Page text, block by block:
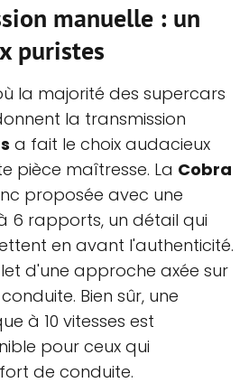
manuelle : un
puristes
la majorité des supercars
la transmission
a fait le choix audacieux
pièce maîtresse. La Cobra
proposée avec une
6 rapports, un détail qui
en avant l'authenticité.
d'une approche axée sur
Bien sûr, une
à 10 vitesses est
pour ceux qui
de conduite.